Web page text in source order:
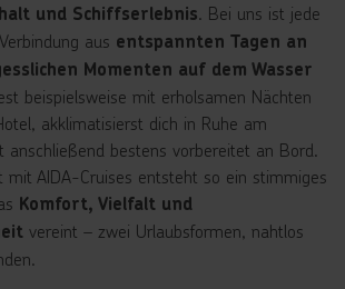
und Schiffserlebnis. Bei uns ist jede
aus entspannten Tagen an
Momenten auf dem Wasser
beispielsweise mit erholsamen Nächten
akklimatisierst dich in Ruhe am
anschließend bestens vorbereitet an Bord.
mit AIDA-Cruises entsteht so ein stimmiges
Komfort, Vielfalt und
vereint – zwei Urlaubsformen, nahtlos